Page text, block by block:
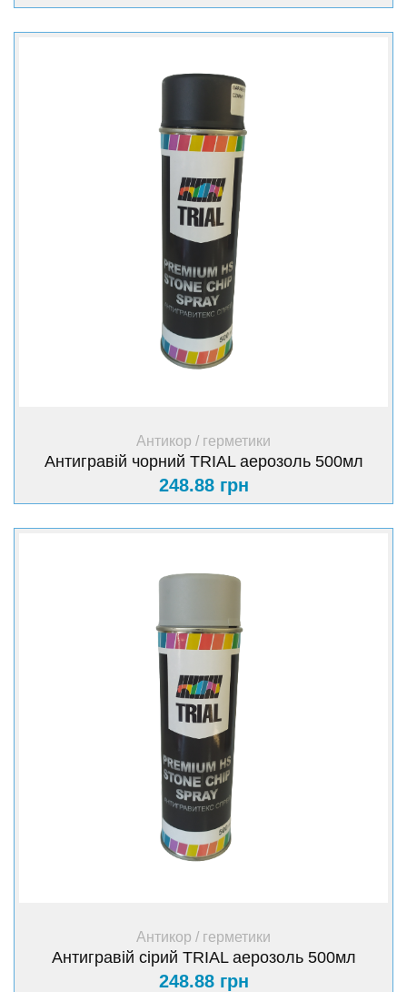
+ Купити
Антикор / герметики
Антигравій чорний TRIAL аерозоль 500мл
248.88 грн
+ Купити
Антикор / герметики
Антигравій сірий TRIAL аерозоль 500мл
248.88 грн